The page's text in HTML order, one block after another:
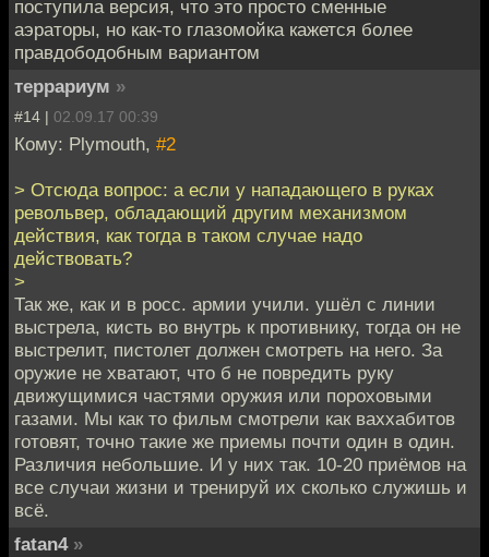
поступила версия, что это просто сменные
аэраторы, но как-то глазомойка кажется более
правдободобным вариантом
террариум »
#14 | 02.09.17 00:39
Кому: Plymouth, #2
> Отсюда вопрос: а если у нападающего в руках
револьвер, обладающий другим механизмом
действия, как тогда в таком случае надо
действовать?
>
Так же, как и в росс. армии учили. ушёл с линии
выстрела, кисть во внутрь к противнику, тогда он не
выстрелит, пистолет должен смотреть на него. За
оружие не хватают, что б не повредить руку
движущимися частями оружия или пороховыми
газами. Мы как то фильм смотрели как ваххабитов
готовят, точно такие же приемы почти один в один.
Различия небольшие. И у них так. 10-20 приёмов на
все случаи жизни и тренируй их сколько служишь и
всё.
fatan4 »